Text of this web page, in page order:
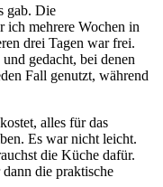
gab. Die
ich mehrere Wochen in
drei Tagen war frei.
gedacht, bei denen
Fall genutzt, während
alles für das
Es war nicht leicht.
die Küche dafür.
die praktische